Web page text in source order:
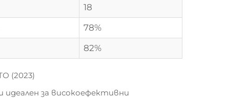
18
78%
82%
(2023)
за високоефективни